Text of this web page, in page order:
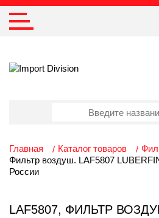
Главная Каталог товаров
Фильтр воздуш. LAF5807
России
LAF5807, ФИЛЬТР